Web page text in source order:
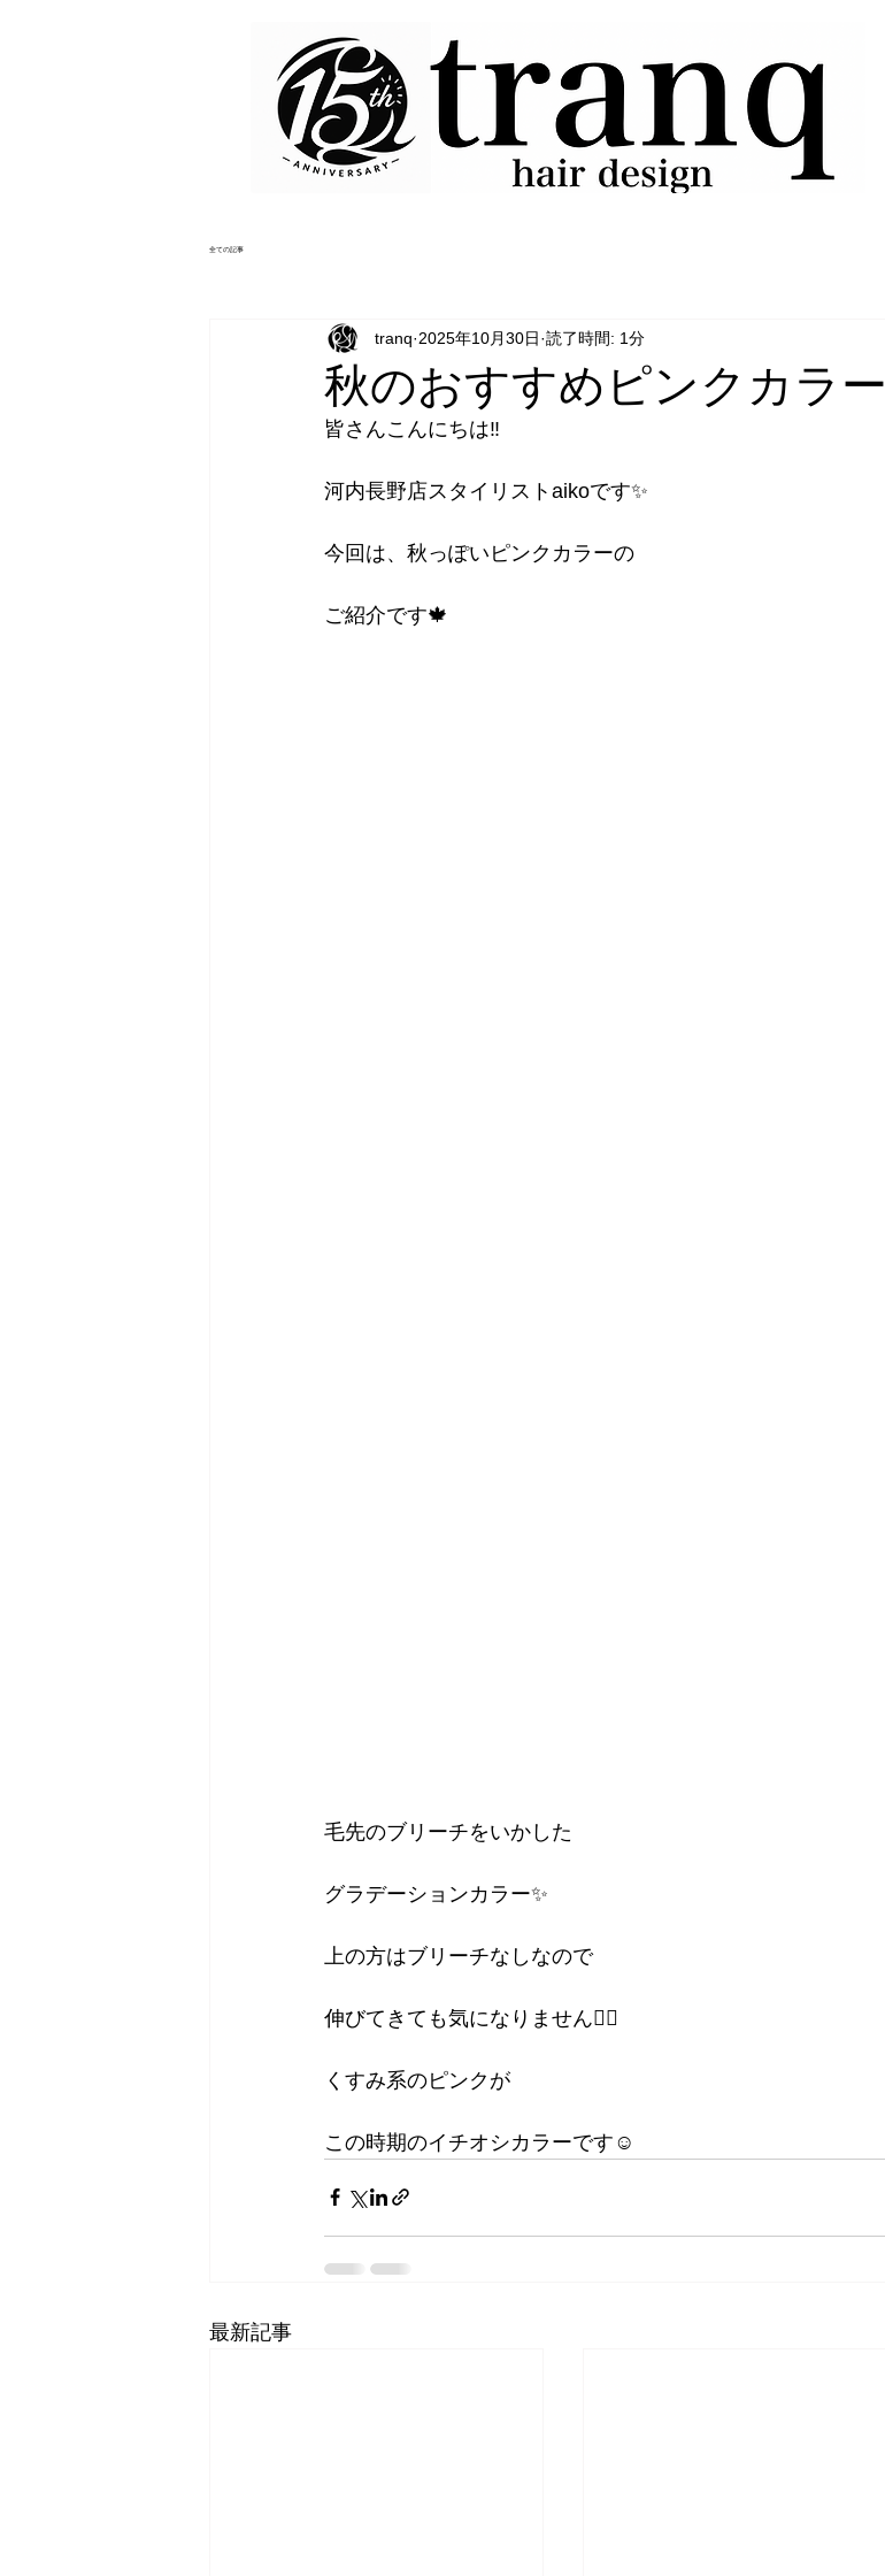
全ての記事
秋のおすすめピンクカラー
tranq 2025年10月30日 読了時間: 1分
皆さんこんにちは‼️
河内長野店スタイリストaikoです✨
今回は、秋っぽいピンクカラーの
ご紹介です🍁
毛先のブリーチをいかした
グラデーションカラー✨
上の方はブリーチなしなので
伸びてきても気になりません🙆‍♀️
くすみ系のピンクが
この時期のイチオシカラーです☺️
最新記事